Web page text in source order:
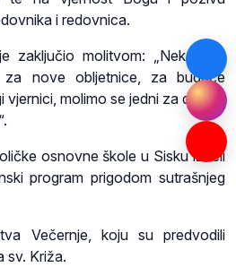
i redovnica.
zaključio molitvom: „Neka nas
za nove obljetnice, za buduće
vjernici, molimo se jedni za druge i
osnovne škole u Sisku izveli
program prigodom sutrašnjeg
Večernje, koju su predvodili
sv. Križa.